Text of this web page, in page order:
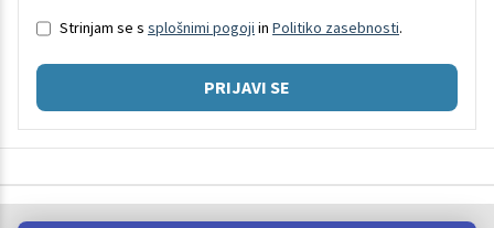
Strinjam se s splošnimi pogoji in Politiko zasebnosti.
PRIJAVI SE